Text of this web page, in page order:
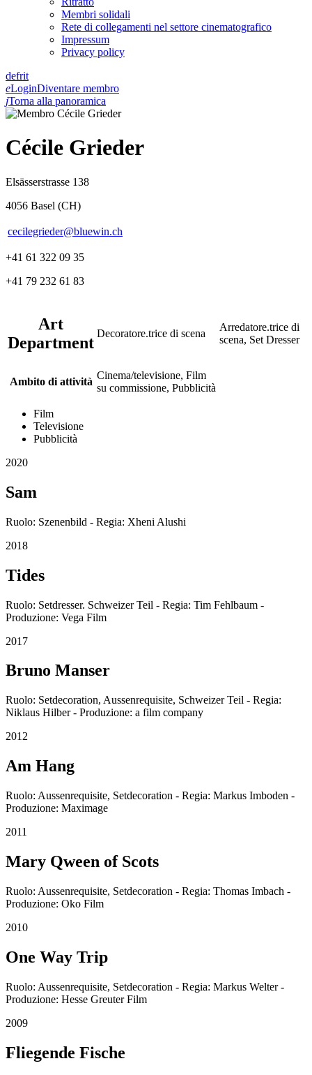
Membri solidali
Rete di collegamenti nel settore cinematografico
Impressum
Privacy policy
defrit
eLoginDiventare membro
jTorna alla panoramica
Cécile Grieder
Elsässerstrasse 138
4056 Basel (CH)
cecilegrieder@bluewin.ch
+41 61 322 09 35
+41 79 232 61 83
Art
Department
Decoratore.trice di scena
Arredatore.trice di
scena, Set Dresser
Ambito di attività
Cinema/televisione, Film
su commissione, Pubblicità
Film
Televisione
Pubblicità
2020
Sam
Ruolo: Szenenbild - Regia: Xheni Alushi
2018
Tides
Ruolo: Setdresser. Schweizer Teil - Regia: Tim Fehlbaum -
Produzione: Vega Film
2017
Bruno Manser
Ruolo: Setdecoration, Aussenrequisite, Schweizer Teil - Regia:
Niklaus Hilber - Produzione: a film company
2012
Am Hang
Ruolo: Aussenrequisite, Setdecoration - Regia: Markus Imboden -
Produzione: Maximage
2011
Mary Qween of Scots
Ruolo: Aussenrequisite, Setdecoration - Regia: Thomas Imbach -
Produzione: Oko Film
2010
One Way Trip
Ruolo: Aussenrequisite, Setdecoration - Regia: Markus Welter -
Produzione: Hesse Greuter Film
2009
Fliegende Fische